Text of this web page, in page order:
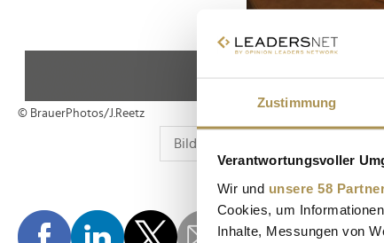
Zustimmung
Verantwortungsvoller
Wir und unsere 58
Cookies, um
Inhalte, Messungen von
© BrauerPhotos/J.Reetz